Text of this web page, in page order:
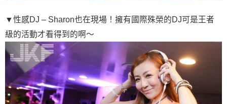
▼性感DJ – Sharon也在現場！擁有國際殊榮的DJ可是王者
級的活動才看得到的啊～